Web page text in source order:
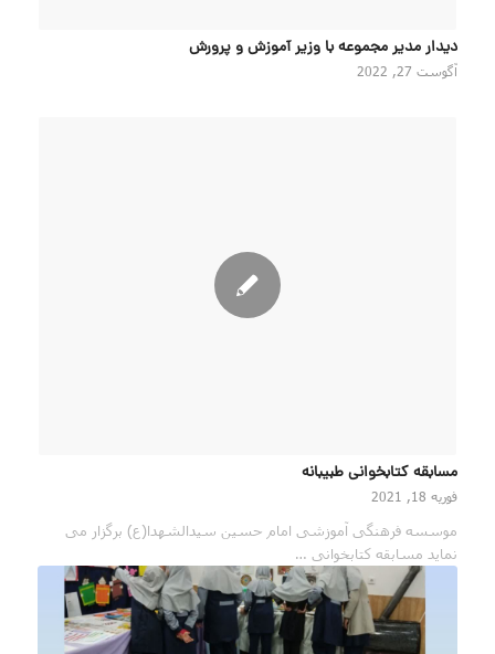
دیدار مدیر مجموعه با وزیر آموزش و پرورش
آگوست 27, 2022
مسابقه کتابخوانی طبیبانه
فوریه 18, 2021
موسسه فرهنگی آموزشی امام حسین سیدالشهدا(ع) برگزار می
نماید مسابقه کتابخوانی …